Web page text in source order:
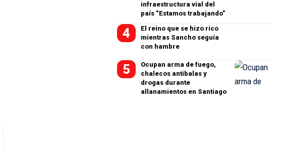
infraestructura vial del
país “Estamos trabajando”
El reino que se hizo rico
mientras Sancho seguía
con hambre
Ocupan arma de fuego,
chalecos antibalas y
drogas durante
allanamientos en Santiago